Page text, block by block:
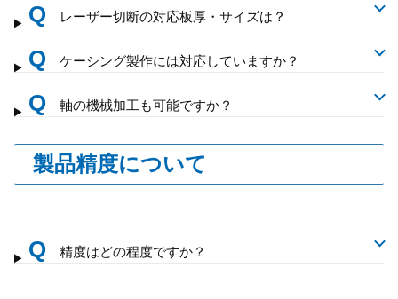
Q レーザー切断の対応板厚・サイズは？
Q ケーシング製作には対応していますか？
Q 軸の機械加工も可能ですか？
製品精度について
Q 精度はどの程度ですか？